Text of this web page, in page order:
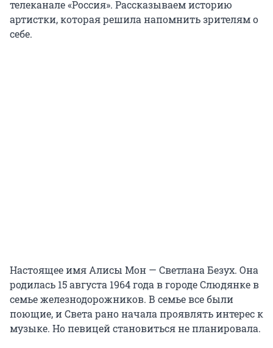
телеканале «Россия». Рассказываем историю
артистки, которая решила напомнить зрителям о
себе.
Настоящее имя Алисы Мон — Светлана Безух. Она
родилась 15 августа 1964 года в городе Слюдянке в
семье железнодорожников. В семье все были
поющие, и Света рано начала проявлять интерес к
музыке. Но певицей становиться не планировала.